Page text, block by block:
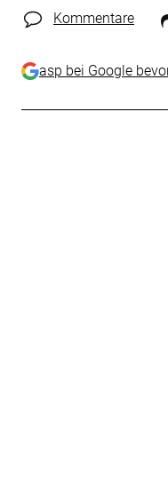
Kommentare
asp bei Google